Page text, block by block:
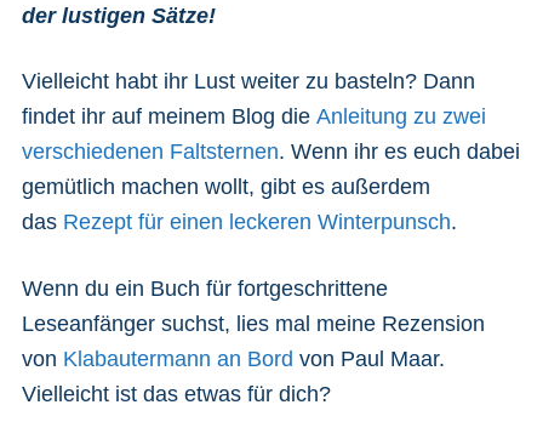
der lustigen Sätze!
Vielleicht habt ihr Lust weiter zu basteln? Dann
findet ihr auf meinem Blog die Anleitung zu zwei
verschiedenen Faltsternen. Wenn ihr es euch dabei
gemütlich machen wollt, gibt es außerdem
das Rezept für einen leckeren Winterpunsch.
Wenn du ein Buch für fortgeschrittene
Leseanfänger suchst, lies mal meine Rezension
von Klabautermann an Bord von Paul Maar.
Vielleicht ist das etwas für dich?